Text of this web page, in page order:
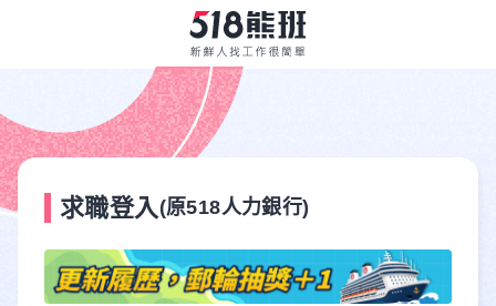
求職登入 (原518人力銀行)